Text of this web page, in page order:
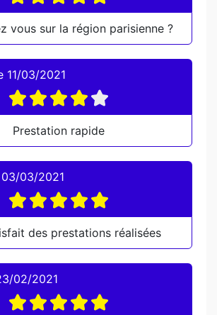
vous sur la région parisienne ?
11/03/2021
Prestation rapide
03/03/2021
des prestations réalisées
02/2021